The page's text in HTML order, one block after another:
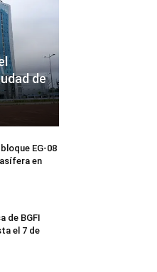
de
EG-08
en
de BGFI
el 7 de